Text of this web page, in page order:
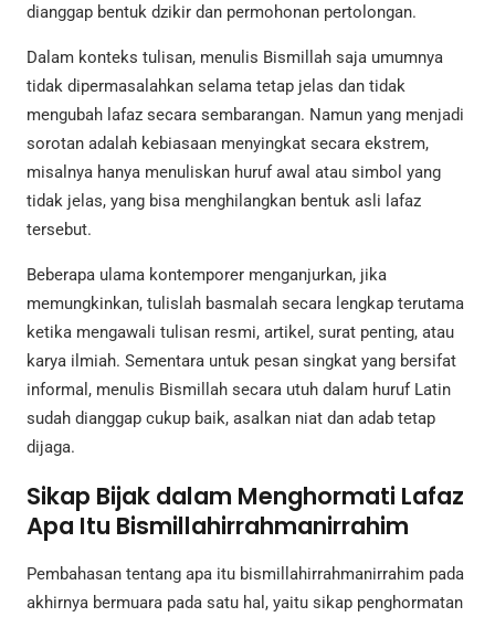
dianggap bentuk dzikir dan permohonan pertolongan.
Dalam konteks tulisan, menulis Bismillah saja umumnya
tidak dipermasalahkan selama tetap jelas dan tidak
mengubah lafaz secara sembarangan. Namun yang menjadi
sorotan adalah kebiasaan menyingkat secara ekstrem,
misalnya hanya menuliskan huruf awal atau simbol yang
tidak jelas, yang bisa menghilangkan bentuk asli lafaz
tersebut.
Beberapa ulama kontemporer menganjurkan, jika
memungkinkan, tulislah basmalah secara lengkap terutama
ketika mengawali tulisan resmi, artikel, surat penting, atau
karya ilmiah. Sementara untuk pesan singkat yang bersifat
informal, menulis Bismillah secara utuh dalam huruf Latin
sudah dianggap cukup baik, asalkan niat dan adab tetap
dijaga.
Sikap Bijak dalam Menghormati Lafaz
Apa Itu Bismillahirrahmanirrahim
Pembahasan tentang apa itu bismillahirrahmanirrahim pada
akhirnya bermuara pada satu hal, yaitu sikap penghormatan